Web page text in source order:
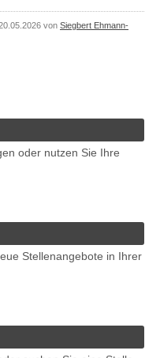
von Siegbert Ehmann-
oder nutzen Sie Ihre
Stellenangebote in Ihrer